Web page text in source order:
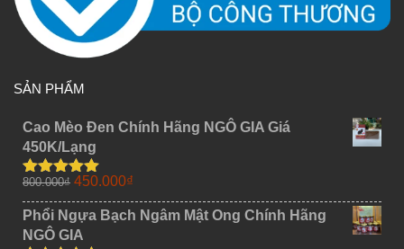
SẢN PHẨM
Cao Mèo Đen Chính Hãng NGÔ GIA Giá
450K/Lạng
Được xếp
hạng5.005
sao
800.000₫ Giá
gốc
là:
800.000₫.
450.000₫
hiện
tại
Phổi Ngựa Bạch Ngâm Mật Ong Chính Hãng
NGÔ GIA